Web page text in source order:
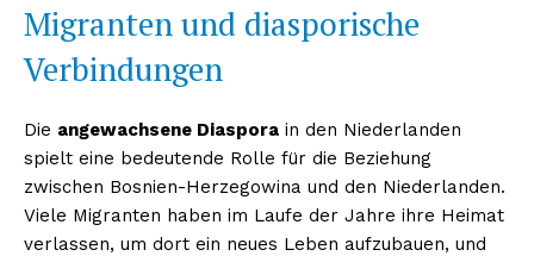
Migranten und diasporische
Verbindungen
Die angewachsene Diaspora in den Niederlanden
spielt eine bedeutende Rolle für die Beziehung
zwischen Bosnien-Herzegowina und den Niederlanden.
Viele Migranten haben im Laufe der Jahre ihre Heimat
verlassen, um dort ein neues Leben aufzubauen, und